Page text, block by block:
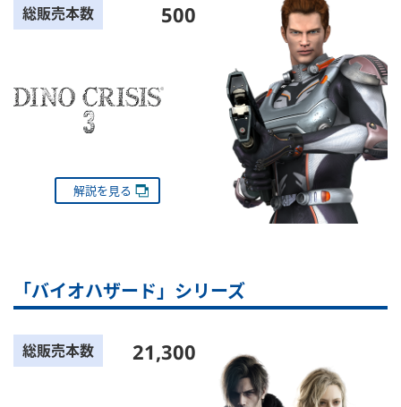
総販売本数 500
解説を見る
「バイオハザード」シリーズ
総販売本数 21,300